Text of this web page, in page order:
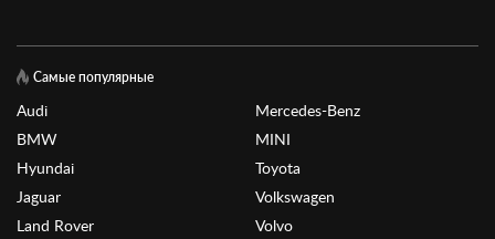
Самые популярные
Audi
BMW
Hyundai
Jaguar
Land Rover
Mercedes-Benz
MINI
Toyota
Volkswagen
Volvo